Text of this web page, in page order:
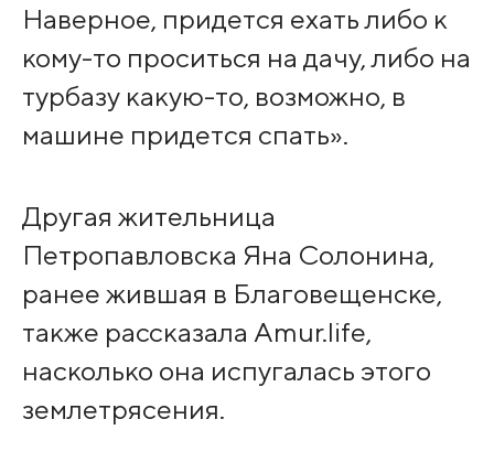
Наверное, придется ехать либо к
кому-то проситься на дачу, либо на
турбазу какую-то, возможно, в
машине придется спать».
Другая жительница
Петропавловска Яна Солонина,
ранее жившая в Благовещенске,
также рассказала Amur.life,
насколько она испугалась этого
землетрясения.